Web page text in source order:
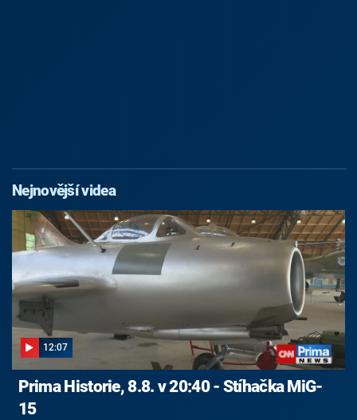
Nejnovější videa
12:07
Prima Historie, 8.8. v 20:40 - Stíhačka MiG-
15